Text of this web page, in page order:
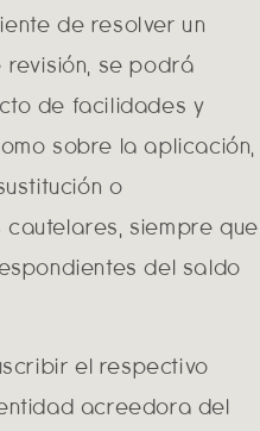
de resolver un
se podrá
de facilidades y
sobre la aplicación,
o
siempre que
del saldo
el respectivo
acreedora del